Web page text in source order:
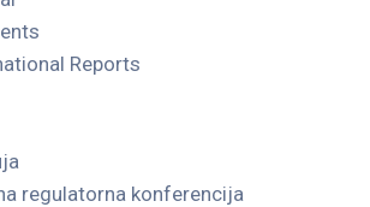
Reports
regulatorna konferencija